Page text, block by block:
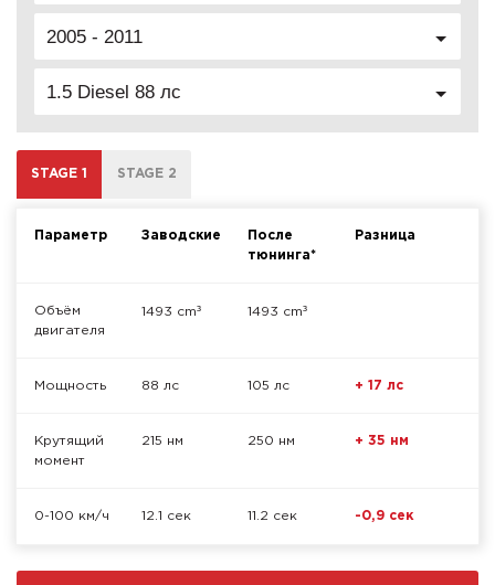
2005 - 2011
1.5 Diesel 88 лс
STAGE 1 STAGE 2
Параметр Заводские
После
тюнинга*
Разница
Объём
двигателя
1493 cm³ 1493 cm³
Мощность 88 лс 105 лс + 17 лс
Крутящий
момент
215 нм 250 нм + 35 нм
0-100 км/ч 12.1 сек 11.2 сек -0,9 сек